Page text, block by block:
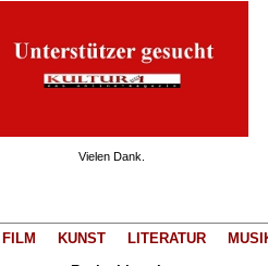
Vielen Dank.
FILM KUNST LITERATUR